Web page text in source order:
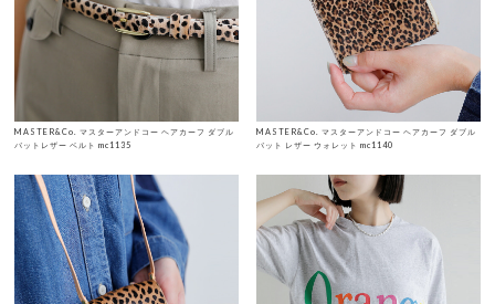
MASTER&Co. マスターアンドコー ヘアカーフ ダブル
バットレザー ベルト mc1135
MASTER&Co. マスターアンドコー ヘアカーフ ダブル
バット レザー ウォレット mc1140